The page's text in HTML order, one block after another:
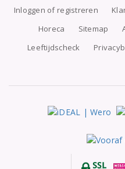
Inloggen of registreren
Horeca
Sitemap
Leeftijdscheck